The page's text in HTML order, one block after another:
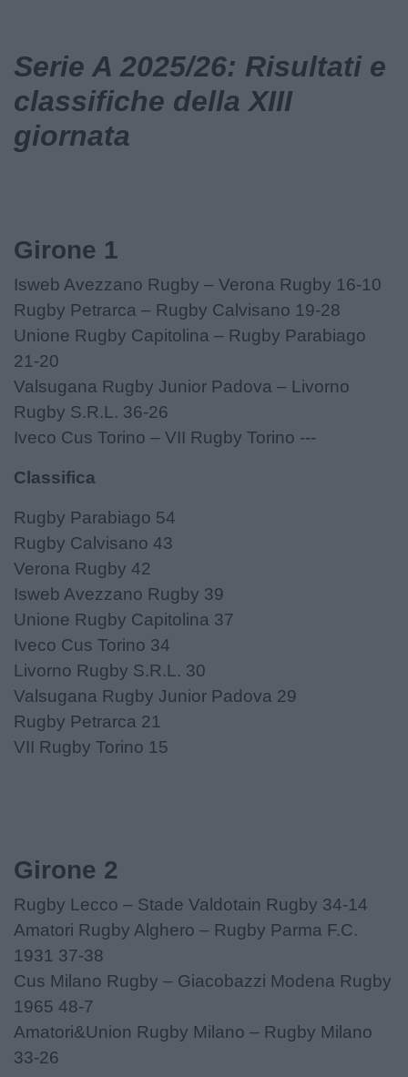
Serie A 2025/26: Risultati e
classifiche della XIII
giornata
Girone 1
Isweb Avezzano Rugby – Verona Rugby 16-10
Rugby Petrarca – Rugby Calvisano 19-28
Unione Rugby Capitolina – Rugby Parabiago
21-20
Valsugana Rugby Junior Padova – Livorno
Rugby S.R.L. 36-26
Iveco Cus Torino – VII Rugby Torino ---
Classifica
Rugby Parabiago 54
Rugby Calvisano 43
Verona Rugby 42
Isweb Avezzano Rugby 39
Unione Rugby Capitolina 37
Iveco Cus Torino 34
Livorno Rugby S.R.L. 30
Valsugana Rugby Junior Padova 29
Rugby Petrarca 21
VII Rugby Torino 15
Girone 2
Rugby Lecco – Stade Valdotain Rugby 34-14
Amatori Rugby Alghero – Rugby Parma F.C.
1931 37-38
Cus Milano Rugby – Giacobazzi Modena Rugby
1965 48-7
Amatori&Union Rugby Milano – Rugby Milano
33-26